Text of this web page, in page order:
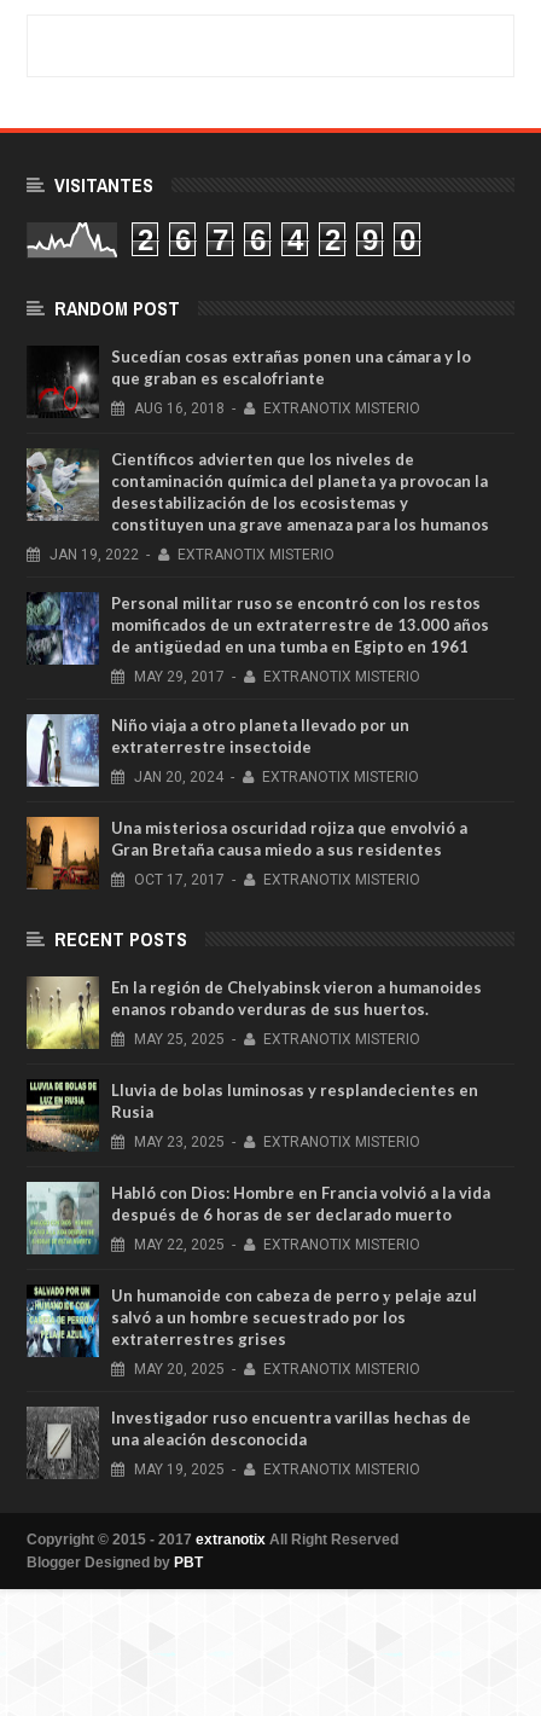
VISITANTES
2 6 7 6 4 2 9 0
RANDOM POST
Sucedían cosas extrañas ponen una cámara y lo
que graban es escalofriante
AUG 16, 2018 - EXTRANOTIX MISTERIO
Científicos advierten que los niveles de
contaminación química del planeta ya provocan la
desestabilización de los ecosistemas y
constituyen una grave amenaza para los humanos
JAN 19, 2022 - EXTRANOTIX MISTERIO
Personal militar ruso se encontró con los restos
momificados de un extraterrestre de 13.000 años
de antigüedad en una tumba en Egipto en 1961
MAY 29, 2017 - EXTRANOTIX MISTERIO
Niño viaja a otro planeta llevado por un
extraterrestre insectoide
JAN 20, 2024 - EXTRANOTIX MISTERIO
Una misteriosa oscuridad rojiza que envolvió a
Gran Bretaña causa miedo a sus residentes
OCT 17, 2017 - EXTRANOTIX MISTERIO
RECENT POSTS
En la región de Chelyabinsk vieron a humanoides
enanos robando verduras de sus huertos.
MAY 25, 2025 - EXTRANOTIX MISTERIO
Lluvia de bolas luminosas y resplandecientes en
Rusia
MAY 23, 2025 - EXTRANOTIX MISTERIO
Habló con Dios: Hombre en Francia volvió a la vida
después de 6 horas de ser declarado muerto
MAY 22, 2025 - EXTRANOTIX MISTERIO
Un humanoide con cabeza de perro у pelaje azul
salvó a un hombre secuestrado por los
extraterrestres grises
MAY 20, 2025 - EXTRANOTIX MISTERIO
Investigador ruso encuentra varillas hechas de
una aleación desconocida
MAY 19, 2025 - EXTRANOTIX MISTERIO
Copyright © 2015 - 2017 extranotix All Right Reserved
Blogger Designed by PBT